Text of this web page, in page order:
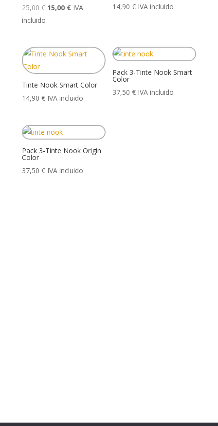
25,00€ El
era:
25,00 €.
15,00 €El
es:
15,00 €.
IVA
incluido
14,90€ IVA incluido
Tinte Nook Smart Color
14,90 € IVA incluido
Pack 3-Tinte Nook Smart
Color
37,50€ IVA incluido
Pack 3-Tinte Nook Origin
Color
37,50 € IVA incluido